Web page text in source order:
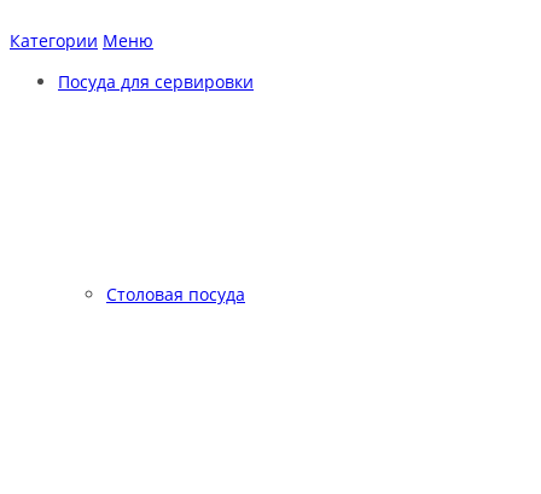
Категории Меню
Посуда для сервировки
Столовая посуда